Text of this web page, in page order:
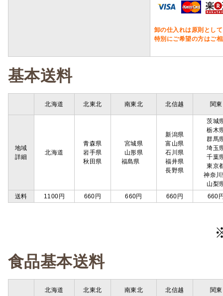
卸の仕入れは原則とし
特別にご希望の方はご
基本送料
北海道 北東北 南東北 北信越 関東
地域
詳細
北海道
青森県
岩手県
秋田県
宮城県
山形県
福島県
新潟県
富山県
石川県
福井県
長野県
茨城
栃木
群馬
埼玉
千葉
東京
神奈
山梨
送料
1100円 660円 660円 660円 660
食品基本送料
北海道 北東北 南東北 北信越 関東